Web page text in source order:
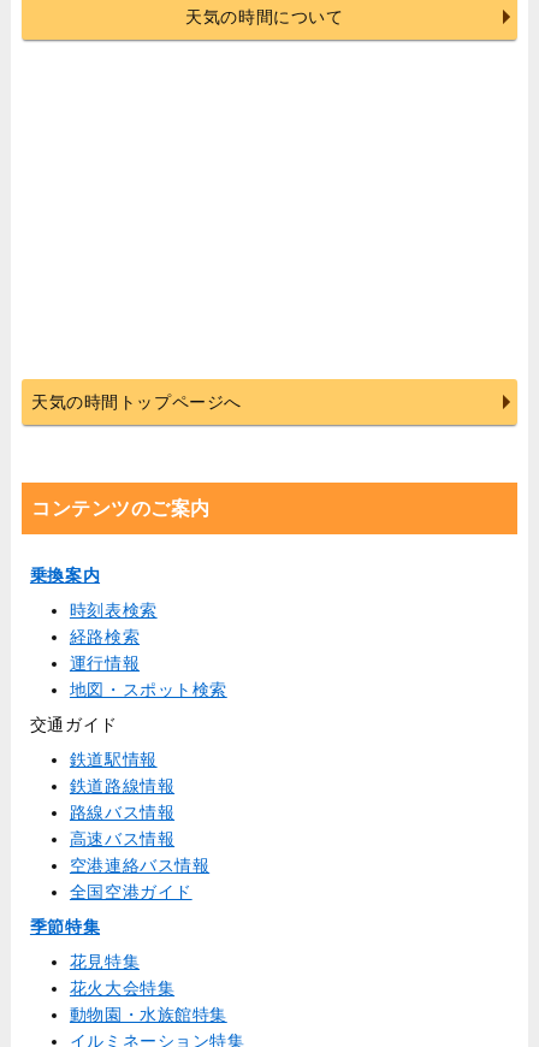
天気の時間について
天気の時間トップページへ
コンテンツのご案内
乗換案内
時刻表検索
経路検索
運行情報
地図・スポット検索
交通ガイド
鉄道駅情報
鉄道路線情報
路線バス情報
高速バス情報
空港連絡バス情報
全国空港ガイド
季節特集
花見特集
花火大会特集
動物園・水族館特集
イルミネーション特集